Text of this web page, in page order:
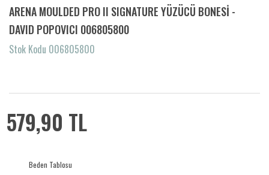
ARENA MOULDED PRO II SIGNATURE YÜZÜCÜ BONESİ -
DAVID POPOVICI 006805800
Stok Kodu 006805800
579,90 TL
Beden Tablosu